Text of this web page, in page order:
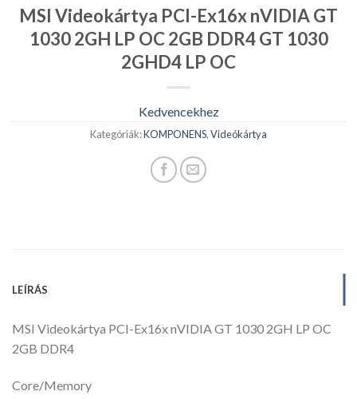
MSI Videokártya PCI-Ex16x nVIDIA GT
1030 2GH LP OC 2GB DDR4 GT 1030
2GHD4 LP OC
Kedvencekhez
Kategóriák:KOMPONENS,Videókártya
LEÍRÁS
MSI Videokártya PCI-Ex16x nVIDIA GT 1030 2GH LP OC
2GB DDR4
Core/Memory